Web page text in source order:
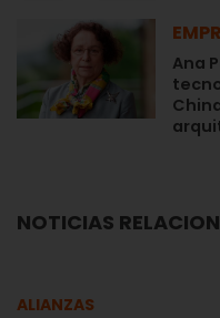
Ana
NOTICIAS
ALIANZAS